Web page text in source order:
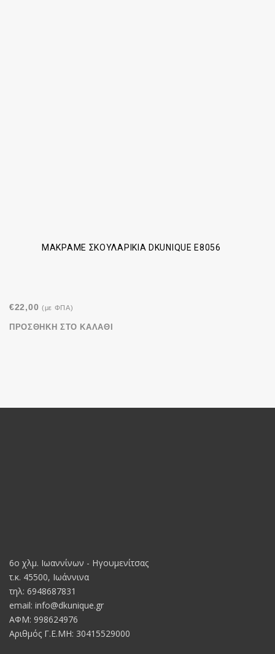
ΜΑΚΡΑΜΈ ΣΚΟΥΛΑΡΊΚΙΑ DKUNIQUE E8056
€22,00 (με ΦΠΑ)
ΠΡΟΣΘΉΚΗ ΣΤΟ ΚΑΛΆΘΙ
6o χλμ. Ιωαννίνων - Ηγουμενίτσας
τ.κ. 45500, Ιωάννινα
τηλ: 6948687831
email: info@dkunique.gr
ΑΦΜ: 998624976
Αριθμός Γ.Ε.ΜΗ: 30415529000